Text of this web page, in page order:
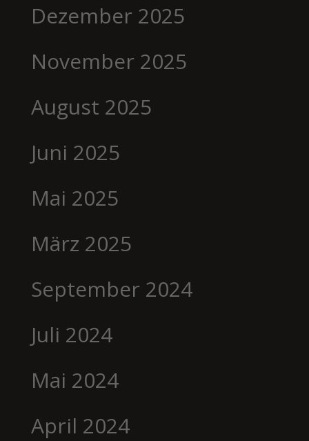
Dezember 2025
November 2025
August 2025
Juni 2025
Mai 2025
März 2025
September 2024
Juli 2024
Mai 2024
April 2024